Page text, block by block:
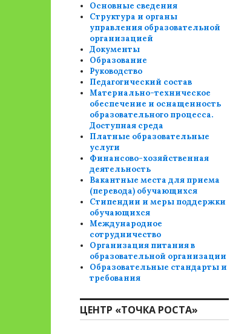
Основные сведения
Структура и органы
управления образовательной
организацией
Документы
Образование
Руководство
Педагогический состав
Материально-техническое
обеспечение и оснащенность
образовательного процесса.
Доступная среда
Платные образовательные
услуги
Финансово-хозяйственная
деятельность
Вакантные места для приема
(перевода) обучающихся
Стипендии и меры поддержки
обучающихся
Международное
сотрудничество
Организация питания в
образовательной организации
Образовательные стандарты и
требования
ЦЕНТР «ТОЧКА РОСТА»